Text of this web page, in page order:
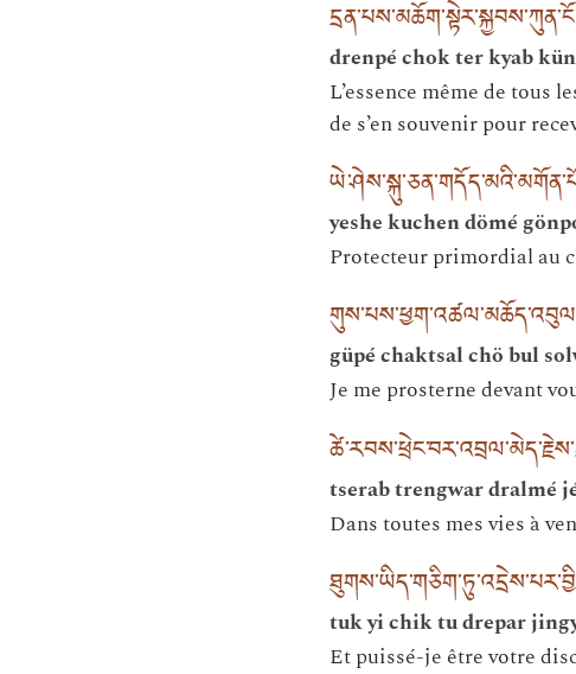
drenpé chok ter kyab
L’essence même de tous
de s’en souvenir pour
yeshe kuchen dömé
Protecteur primordial au
güpé chaktsal chö bul
Je me prosterne devant
tserab trengwar dralmé
Dans toutes mes vies à
tuk yi chik tu drepar
Et puissé-je être votre